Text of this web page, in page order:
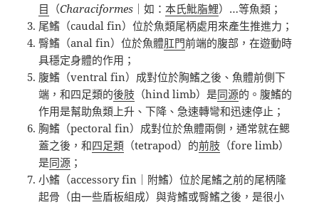
目 （Characiformes ｜如：本氏魮脂鯉） …等魚類；
尾鰭（caudal fin）位於魚類尾柄處用來產生推進力；
臀鰭（anal fin）位於魚體肛門前端的腹部，在遊動時
具穩定身體的作用；
腹鰭（ventral fin）成對位於胸鰭之後、魚體前側下
端，和四足類的後肢 （hind limb）是同源的。腹鰭的
作用是幫助魚類上升、下降、急速轉彎和迅速停止；
胸鰭（pectoral fin）成對位於魚體兩側，通常就在鰓
蓋之後，和四足類 （tetrapod）的前肢 （fore limb）
是同源 ；
小鰭（accessory fin ｜附鰭）位於尾鰭之前的尾柄隆
起骨（由一些盾板組成）與背鰭或臀鰭之後，是很小